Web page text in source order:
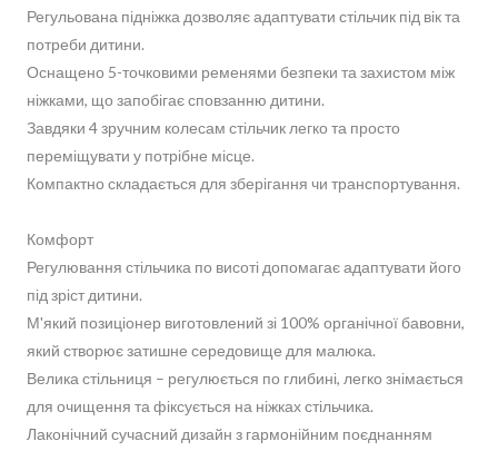
Регульована підніжка дозволяє адаптувати стільчик під вік та
потреби дитини.
Оснащено 5-точковими ременями безпеки та захистом між
ніжками, що запобігає сповзанню дитини.
Завдяки 4 зручним колесам стільчик легко та просто
переміщувати у потрібне місце.
Компактно складається для зберігання чи транспортування.
Комфорт
Регулювання стільчика по висоті допомагає адаптувати його
під зріст дитини.
М'який позиціонер виготовлений зі 100% органічної бавовни,
який створює затишне середовище для малюка.
Велика стільниця – регулюється по глибині, легко знімається
для очищення та фіксується на ніжках стільчика.
Лаконічний сучасний дизайн з гармонійним поєднанням